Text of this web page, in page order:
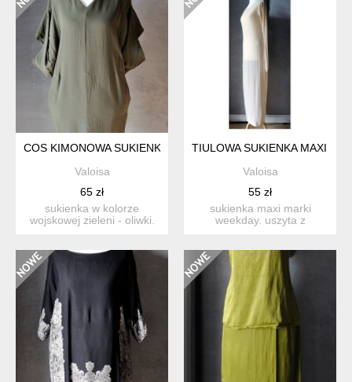
COS KIMONOWA SUKIENKA OLIWKA XS
Valoisa
65 zł
sukienka w kolorze
wojskowej zieleni - oliwki.
TIULOWA SUKIENKA MAXI
Valoisa
55 zł
sukienka maxi marki
weekday. uszyta z